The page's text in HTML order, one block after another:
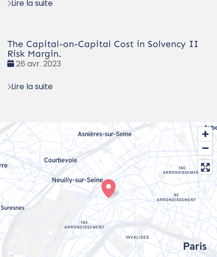
Lire la suite
The Capital-on-Capital Cost in Solvency II
Risk Margin.
Date
26 avr. 2023
Lire la suite